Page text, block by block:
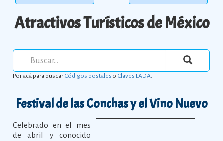
Atractivos Turísticos de México
Por acá para buscarCódigos postales o Claves LADA.
Festival de las Conchas y el Vino Nuevo
Celebrado en el mes
de abril y conocido